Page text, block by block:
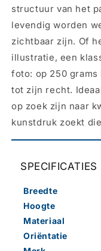
structuur van het
levendig worden
zichtbaar zijn. Of
illustratie, een
foto: op 250
tot zijn recht.
op zoek zijn naar
kunstdruk zoekt
SPECIFICATIES
Breedte
Hoogte
Materiaal
Oriëntatie